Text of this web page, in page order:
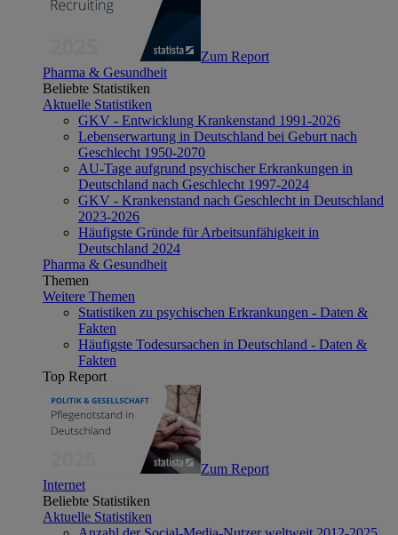
Zum Report
Pharma & Gesundheit
Beliebte Statistiken
Aktuelle Statistiken
GKV - Entwicklung Krankenstand 1991-2026
Lebenserwartung in Deutschland bei Geburt nach
Geschlecht 1950-2070
AU-Tage aufgrund psychischer Erkrankungen in
Deutschland nach Geschlecht 1997-2024
GKV - Krankenstand nach Geschlecht in Deutschland
2023-2026
Häufigste Gründe für Arbeitsunfähigkeit in
Deutschland 2024
Pharma & Gesundheit
Themen
Weitere Themen
Statistiken zu psychischen Erkrankungen - Daten &
Fakten
Häufigste Todesursachen in Deutschland - Daten &
Fakten
Top Report
Zum Report
Internet
Beliebte Statistiken
Aktuelle Statistiken